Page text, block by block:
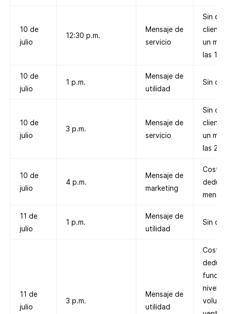
10 de
julio
12:30 p.m.
Mensaje de
servicio
Sin
cliente
un
las 12
10 de
julio
1 p.m.
Mensaje de
utilidad
Sin
10 de
julio
3 p.m.
Mensaje de
servicio
Sin
cliente
un
las 2
10 de
julio
4 p.m.
Mensaje de
marketing
Costo
11 de
julio
1 p.m.
Mensaje de
utilidad
Sin
11 de
julio
3 p.m.
Mensaje de
utilidad
Costo
nivel